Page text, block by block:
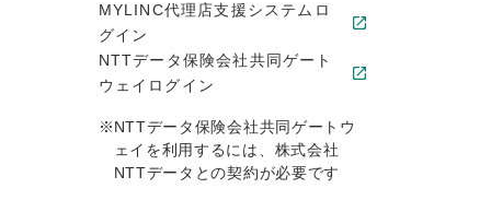
MYLINC代理店支援システムロ
グイン
NTTデータ保険会社共同ゲート
ウェイログイン
※NTTデータ保険会社共同ゲートウ
ェイを利用するには、株式会社
NTTデータとの契約が必要です